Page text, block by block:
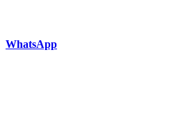
WhatsApp